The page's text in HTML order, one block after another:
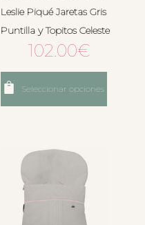
Leslie Piqué Jaretas Gris
Puntilla y Topitos Celeste
102.00€
Seleccionar opciones